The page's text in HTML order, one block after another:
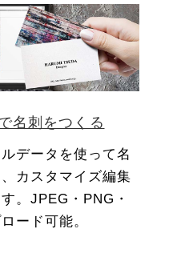
名刺をつくる
データを使って名
カスタマイズ編集
。JPEG・PNG・
ード可能。